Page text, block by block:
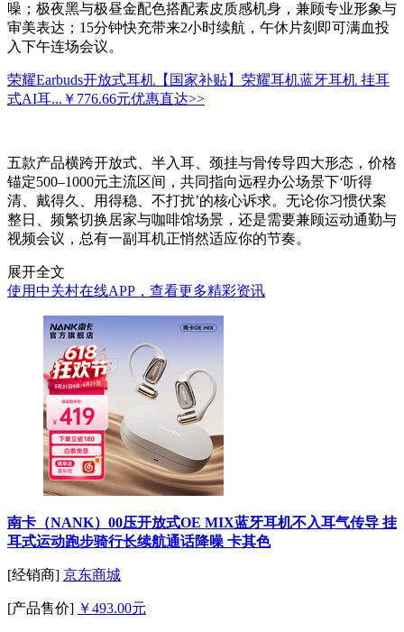
噪；极夜黑与极昼金配色搭配素皮质感机身，兼顾专业形象与
审美表达；15分钟快充带来2小时续航，午休片刻即可满血投
入下午连场会议。
荣耀Earbuds开放式耳机【国家补贴】荣耀耳机蓝牙耳机 挂耳
式AI耳... ￥776.66元优惠直达>>
五款产品横跨开放式、半入耳、颈挂与骨传导四大形态，价格
锚定500–1000元主流区间，共同指向远程办公场景下‘听得
清、戴得久、用得稳、不打扰’的核心诉求。无论你习惯伏案
整日、频繁切换居家与咖啡馆场景，还是需要兼顾运动通勤与
视频会议，总有一副耳机正悄然适应你的节奏。
展开全文
使用中关村在线APP，查看更多精彩资讯
南卡（NANK）00压开放式OE MIX蓝牙耳机不入耳气传导 挂
耳式运动跑步骑行长续航通话降噪 卡其色
[经销商] 京东商城
[产品售价] ￥493.00元